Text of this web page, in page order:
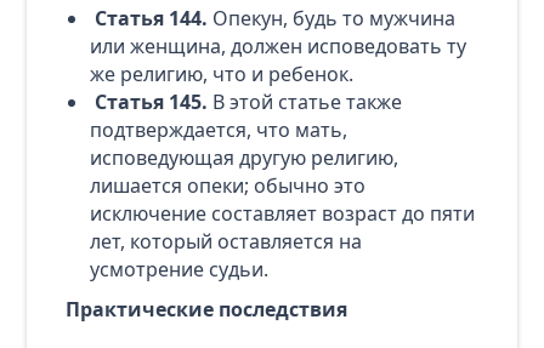
Статья 144. Опекун, будь то мужчина
или женщина, должен исповедовать ту
же религию, что и ребенок.
Статья 145. В этой статье также
подтверждается, что мать,
исповедующая другую религию,
лишается опеки; обычно это
исключение составляет возраст до пяти
лет, который оставляется на
усмотрение судьи.
Практические последствия